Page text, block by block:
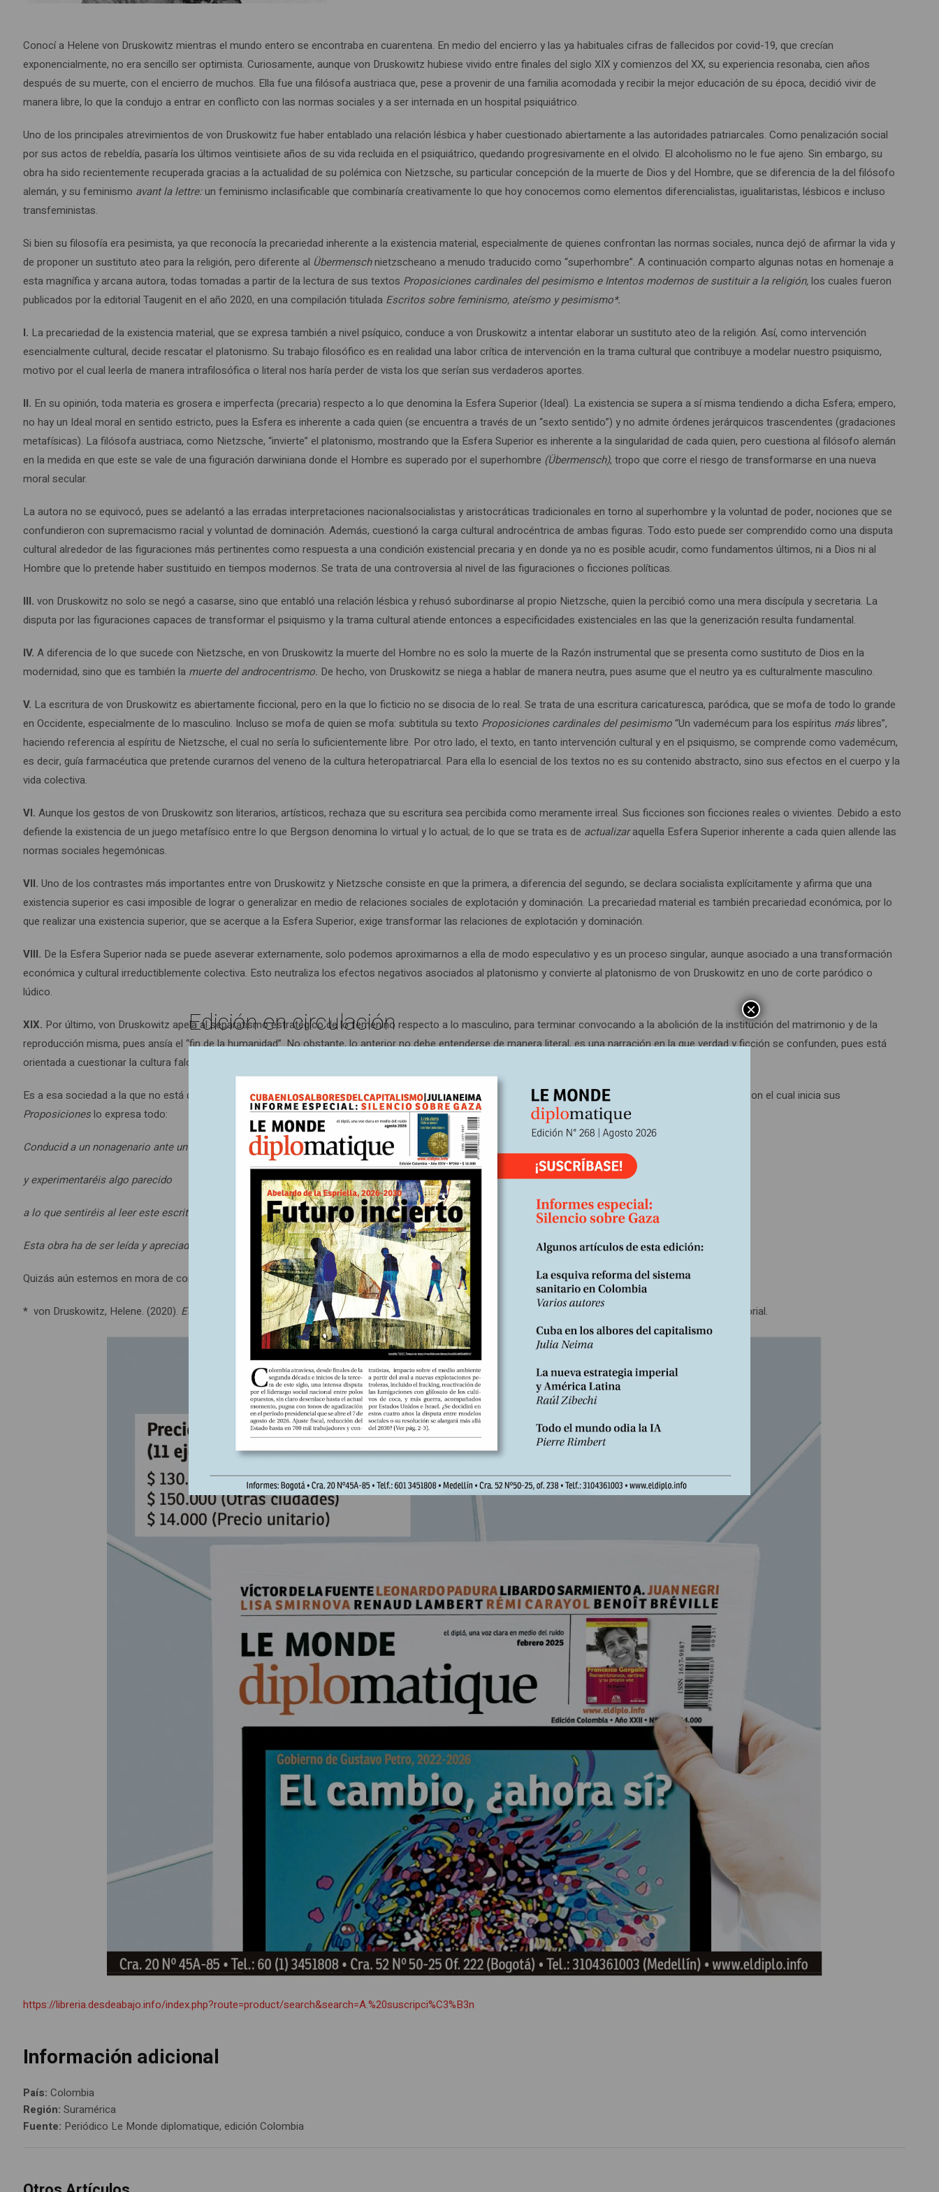
Conocí a Helene von Druskowitz mientras el mundo entero se encontraba en cuarentena. En medio del encierro y las ya habituales cifras de fallecidos por covid-19, que crecían
exponencialmente, no era sencillo ser optimista. Curiosamente, aunque von Druskowitz hubiese vivido entre finales del siglo XIX y comienzos del XX, su experiencia resonaba, cien años
después de su muerte, con el encierro de muchos. Ella fue una filósofa austriaca que, pese a provenir de una familia acomodada y recibir la mejor educación de su época, decidió vivir de
manera libre, lo que la condujo a entrar en conflicto con las normas sociales y a ser internada en un hospital psiquiátrico.
Uno de los principales atrevimientos de von Druskowitz fue haber entablado una relación lésbica y haber cuestionado abiertamente a las autoridades patriarcales. Como penalización social
por sus actos de rebeldía, pasaría los últimos veintisiete años de su vida recluida en el psiquiátrico, quedando progresivamente en el olvido. El alcoholismo no le fue ajeno. Sin embargo, su
obra ha sido recientemente recuperada gracias a la actualidad de su polémica con Nietzsche, su particular concepción de la muerte de Dios y del Hombre, que se diferencia de la del filósofo
alemán, y su feminismo avant la lettre:un feminismo inclasificable que combinaría creativamente lo que hoy conocemos como elementos diferencialistas, igualitaristas, lésbicos e incluso
transfeministas.
Si bien su filosofía era pesimista, ya que reconocía la precariedad inherente a la existencia material, especialmente de quienes confrontan las normas sociales, nunca dejó de afirmar la vida y
de proponer un sustituto ateo para la religión, pero diferente al Übermenschnietzscheano a menudo traducido como “superhombre”. A continuación comparto algunas notas en homenaje a
esta magnífica y arcana autora, todas tomadas a partir de la lectura de sus textos Proposiciones cardinales del pesimismo e Intentos modernos de sustituir a la religión,los cuales fueron
publicados por la editorial Taugenit en el año 2020, en una compilación titulada Escritos sobre feminismo, ateísmo y pesimismo*.
I. La precariedad de la existencia material, que se expresa también a nivel psíquico, conduce a von Druskowitz a intentar elaborar un sustituto ateo de la religión. Así, como intervención
esencialmente cultural, decide rescatar el platonismo. Su trabajo filosófico es en realidad una labor crítica de intervención en la trama cultural que contribuye a modelar nuestro psiquismo,
motivo por el cual leerla de manera intrafilosófica o literal nos haría perder de vista los que serían sus verdaderos aportes.
II. En su opinión, toda materia es grosera e imperfecta (precaria) respecto a lo que denomina la Esfera Superior (Ideal). La existencia se supera a sí misma tendiendo a dicha Esfera; empero,
no hay un Ideal moral en sentido estricto, pues la Esfera es inherente a cada quien (se encuentra a través de un “sexto sentido”) y no admite órdenes jerárquicos trascendentes (gradaciones
metafísicas). La filósofa austriaca, como Nietzsche, “invierte” el platonismo, mostrando que la Esfera Superior es inherente a la singularidad de cada quien, pero cuestiona al filósofo alemán
en la medida en que este se vale de una figuración darwiniana donde el Hombre es superado por el superhombre (Übermensch), tropo que corre el riesgo de transformarse en una nueva
moral secular.
La autora no se equivocó, pues se adelantó a las erradas interpretaciones nacionalsocialistas y aristocráticas tradicionales en torno al superhombre y la voluntad de poder, nociones que se
confundieron con supremacismo racial y voluntad de dominación. Además, cuestionó la carga cultural androcéntrica de ambas figuras. Todo esto puede ser comprendido como una disputa
cultural alrededor de las figuraciones más pertinentes como respuesta a una condición existencial precaria y en donde ya no es posible acudir, como fundamentos últimos, ni a Dios ni al
Hombre que lo pretende haber sustituido en tiempos modernos. Se trata de una controversia al nivel de las figuraciones o ficciones políticas.
III. von Druskowitz no solo se negó a casarse, sino que entabló una relación lésbica y rehusó subordinarse al propio Nietzsche, quien la percibió como una mera discípula y secretaria. La
disputa por las figuraciones capaces de transformar el psiquismo y la trama cultural atiende entonces a especificidades existenciales en las que la generización resulta fundamental.
IV. A diferencia de lo que sucede con Nietzsche, en von Druskowitz la muerte del Hombre no es solo la muerte de la Razón instrumental que se presenta como sustituto de Dios en la
modernidad, sino que es también la muerte del androcentrismo. De hecho, von Druskowitz se niega a hablar de manera neutra, pues asume que el neutro ya es culturalmente masculino.
V. La escritura de von Druskowitz es abiertamente ficcional, pero en la que lo ficticio no se disocia de lo real. Se trata de una escritura caricaturesca, paródica, que se mofa de todo lo grande
en Occidente, especialmente de lo masculino. Incluso se mofa de quien se mofa: subtitula su texto Proposiciones cardinales del pesimismo“Un vademécum para los espíritus máslibres”,
haciendo referencia al espíritu de Nietzsche, el cual no sería lo suficientemente libre. Por otro lado, el texto, en tanto intervención cultural y en el psiquismo, se comprende como vademécum,
es decir, guía farmacéutica que pretende curarnos del veneno de la cultura heteropatriarcal. Para ella lo esencial de los textos no es su contenido abstracto, sino sus efectos en el cuerpo y la
vida colectiva.
VI. Aunque los gestos de von Druskowitz son literarios, artísticos, rechaza que su escritura sea percibida como meramente irreal. Sus ficciones son ficciones reales o vivientes. Debido a esto
defiende la existencia de un juego metafísico entre lo que Bergson denomina lo virtual y lo actual; de lo que se trata es de actualizaraquella Esfera Superior inherente a cada quien allende las
normas sociales hegemónicas.
VII. Uno de los contrastes más importantes entre von Druskowitz y Nietzsche consiste en que la primera, a diferencia del segundo, se declara socialista explícitamente y afirma que una
existencia superior es casi imposible de lograr o generalizar en medio de relaciones sociales de explotación y dominación. La precariedad material es también precariedad económica, por lo
que realizar una existencia superior, que se acerque a la Esfera Superior, exige transformar las relaciones de explotación y dominación.
VIII. De la Esfera Superior nada se puede aseverar externamente, solo podemos aproximarnos a ella de modo especulativo y es un proceso singular, aunque asociado a una transformación
económica y cultural irreductiblemente colectiva. Esto neutraliza los efectos negativos asociados al platonismo y convierte al platonismo de von Druskowitz en uno de corte paródico o
lúdico.
XIX. Por último, von Druskowitz apela al separatismo estratégico de lo femenino respecto a lo masculino, para terminar convocando a la abolición de la institución del matrimonio y de la
reproducción misma, pues ansía el “fin de la humanidad”. No obstante, lo anterior no debe entenderse de manera literal, es una narración en la que verdad y ficción se confunden, pues está
orientada a cuestionar la cultura falogocéntrica y todas sus instituciones, a superar no solo al Hombre, sino a la sociedad heteropatriarcal.
Es a esa sociedad a la que no está dispuesta a reproducir, por lo que prefiere optar por la experimentación creativa con relaciones entre mujeres. El epígrafe con el cual inicia sus
Proposicioneslo expresa todo:
Conducid a un nonagenario ante un tribunal
y experimentaréis algo parecido
a lo que sentiréis al leer este escrito.
Esta obra ha de ser leída y apreciada igual que han de admirarse el valle de Chamonix y el glaciar del Ródano.
Quizás aún estemos en mora de conducir a los patriarcas nonagenarios al tribunal y de leer como si estuviésemos admirando valles y glaciares.
* von Druskowitz, Helene. (2020). Escritos sobre feminismo, ateísmo y pesimismo. Introducción, traducción y notas de Manuel Pérez Cornejo. Taugenit Editorial.
https://libreria.desdeabajo.info/index.php?route=product/search&search=A.%20suscripci%C3%B3n
Información adicional
País:Colombia
Región:Suramérica
Fuente: Periódico Le Monde diplomatique, edición Colombia
Edición en circulación ×